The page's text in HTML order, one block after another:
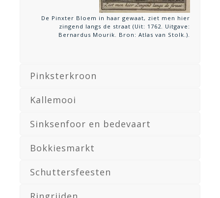
De Pinxter Bloem in haar gewaat, ziet men hier
zingend langs de straat (Uit: 1762. Uitgave:
Bernardus Mourik. Bron: Atlas van Stolk.).
Pinksterkroon
Kallemooi
Sinksenfoor en bedevaart
Bokkiesmarkt
Schuttersfeesten